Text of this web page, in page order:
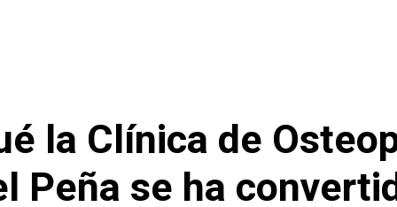
la Clínica de
Peña se ha